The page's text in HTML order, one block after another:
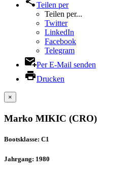
Teilen per
Teilen per...
Twitter
LinkedIn
Facebook
Telegram
Per E-Mail senden
Drucken
×
Marko MIKIC (CRO)
Bootsklasse: C1
Jahrgang: 1980